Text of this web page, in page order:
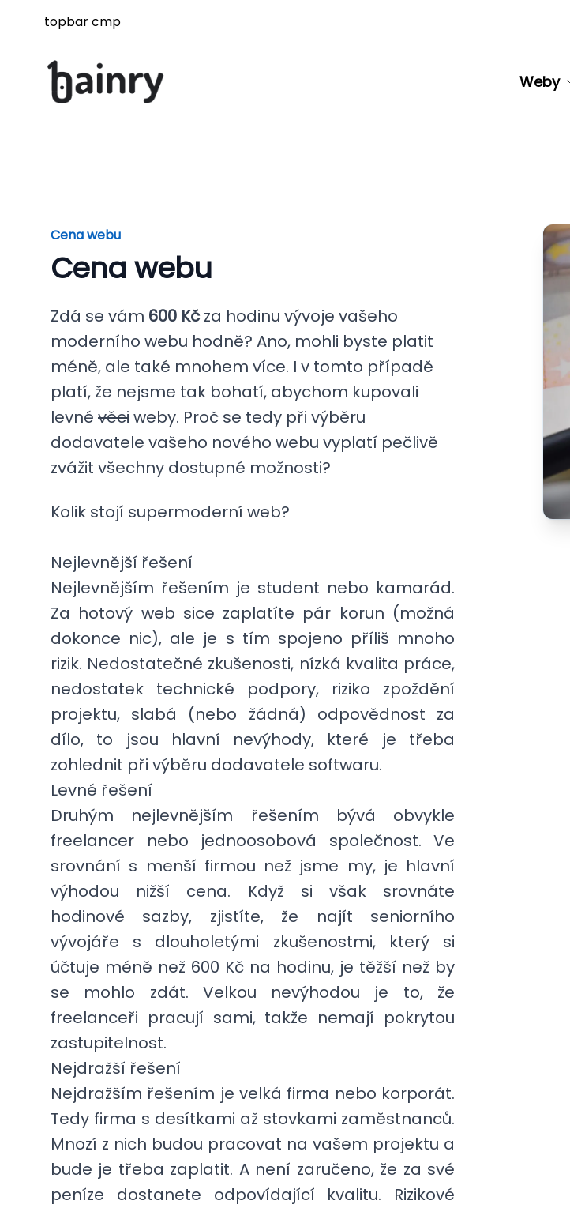
topbar cmp
Weby
Cena webu
Cena webu
Zdá se vám 600 Kčza hodinu vývoje vašeho
moderního webu hodně? Ano, mohli byste platit
méně, ale také mnohem více. I v tomto případě
platí, že nejsme tak bohatí, abychom kupovali
levné věciweby. Proč se tedy při výběru
dodavatele vašeho nového webu vyplatí pečlivě
zvážit všechny dostupné možnosti?
Kolik stojí supermoderní web?
Nejlevnější řešení
Nejlevnějším řešením je student nebo kamarád.
Za hotový web sice zaplatíte pár korun (možná
dokonce nic), ale je s tím spojeno příliš mnoho
rizik. Nedostatečné zkušenosti, nízká kvalita práce,
nedostatek technické podpory, riziko zpoždění
projektu, slabá (nebo žádná) odpovědnost za
dílo, to jsou hlavní nevýhody, které je třeba
zohlednit při výběru dodavatele softwaru.
Levné řešení
Druhým nejlevnějším řešením bývá obvykle
freelancer nebo jednoosobová společnost. Ve
srovnání s menší firmou než jsme my, je hlavní
výhodou nižší cena. Když si však srovnáte
hodinové sazby, zjistíte, že najít seniorního
vývojáře s dlouholetými zkušenostmi, který si
účtuje méně než 600 Kč na hodinu, je těžší než by
se mohlo zdát. Velkou nevýhodou je to, že
freelanceři pracují sami, takže nemají pokrytou
zastupitelnost.
Nejdražší řešení
Nejdražším řešením je velká firma nebo korporát.
Tedy firma s desítkami až stovkami zaměstnanců.
Mnozí z nich budou pracovat na vašem projektu a
bude je třeba zaplatit. A není zaručeno, že za své
peníze dostanete odpovídající kvalitu. Rizikové